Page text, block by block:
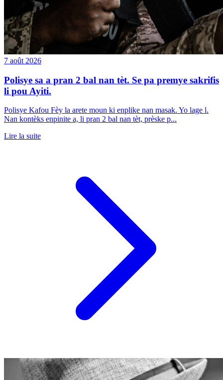
7 août 2026
Polisye sa a pran 2 bal nan tèt. Se pa premye sakrifis
li pou Ayiti.
Polisye Kafou Fèy la arete moun ki enplike nan masak. Yo lage l.
Nan kontèks enpinite a, li pran 2 bal nan tèt, prèske p...
Lire la suite